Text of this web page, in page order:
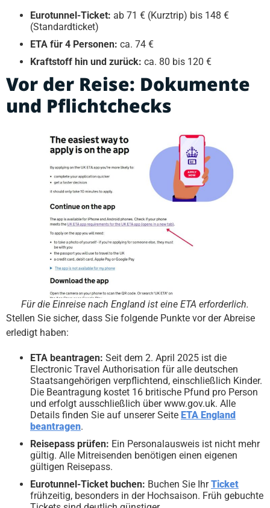
Eurotunnel-Ticket: ab 71 € (Kurztrip) bis 148 €
(Standardticket)
ETA für 4 Personen: ca. 74 €
Kraftstoff hin und zurück: ca. 80 bis 120 €
Vor der Reise: Dokumente
und Pflichtchecks
Für die Einreise nach England ist eine ETA erforderlich.
Stellen Sie sicher, dass Sie folgende Punkte vor der Abreise
erledigt haben:
ETA beantragen: Seit dem 2. April 2025 ist die
Electronic Travel Authorisation für alle deutschen
Staatsangehörigen verpflichtend, einschließlich Kinder.
Die Beantragung kostet 16 britische Pfund pro Person
und erfolgt ausschließlich über www.gov.uk. Alle
Details finden Sie auf unserer Seite ETA England
beantragen.
Reisepass prüfen: Ein Personalausweis ist nicht mehr
gültig. Alle Mitreisenden benötigen einen eigenen
gültigen Reisepass.
Eurotunnel-Ticket buchen: Buchen Sie IhrTicket
frühzeitig, besonders in der Hochsaison. Früh gebuchte